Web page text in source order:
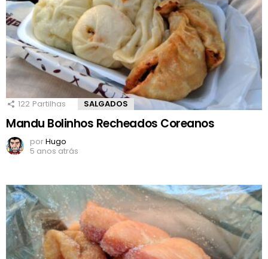
122 Partilhas SALGADOS
Mandu Bolinhos Recheados Coreanos
porHugo
5 anos atrás